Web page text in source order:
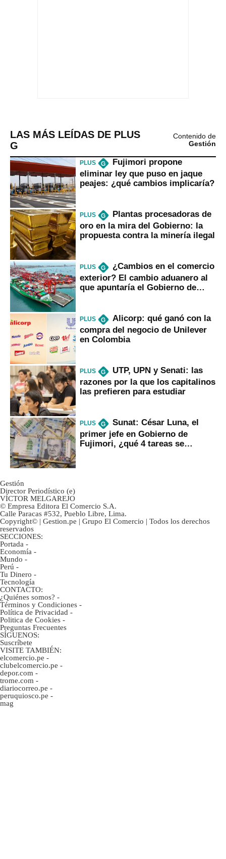
LAS MÁS LEÍDAS DE PLUS
G
Contenido de
Gestión
PLUS G
Fujimori propone
eliminar ley que puso en jaque
peajes: ¿qué cambios implicaría?
PLUS G
Plantas procesadoras de
oro en la mira del Gobierno: la
propuesta contra la minería ilegal
PLUS G
¿Cambios en el comercio
exterior? El cambio aduanero al
que apuntaría el Gobierno de
PLUS G
Alicorp: qué ganó con la
compra del negocio de Unilever
en Colombia
PLUS G
UTP, UPN y Senati: las
razones por la que los capitalinos
las prefieren para estudiar
PLUS G
Sunat: César Luna, el
primer jefe en Gobierno de
Fujimori, ¿qué 4 tareas se
Gestión
Director Periodístico (e)
VÍCTOR MELGAREJO
© Empresa Editora El Comercio S.A.
Calle Paracas #532, Pueblo Libre, Lima.
Copyright© | Gestion.pe | Grupo El Comercio | Todos los derechos
reservados
SECCIONES:
Portada -
Economía -
Mundo -
Perú -
Tu Dinero -
Tecnología
CONTACTO:
¿Quiénes somos? -
Términos y Condiciones -
Política de Privacidad -
Politica de Cookies -
Preguntas Frecuentes
SÍGUENOS:
Suscríbete
VISITE TAMBIÉN:
elcomercio.pe -
clubelcomercio.pe -
depor.com -
trome.com -
diariocorreo.pe -
peruquiosco.pe -
mag